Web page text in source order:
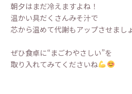
朝夕はまだ冷えますよね！
温かい具だくさんみそ汁で
芯から温めて代謝もアップさせまし
ぜひ食卓に“まごわやさしい”を
取り入れてみてくださいね